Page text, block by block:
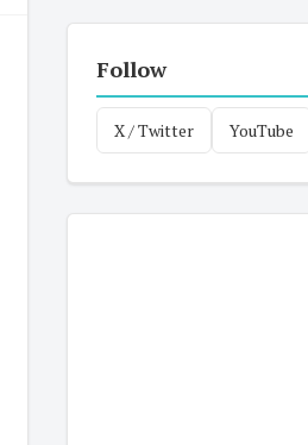
Follow
X / Twitter YouTube